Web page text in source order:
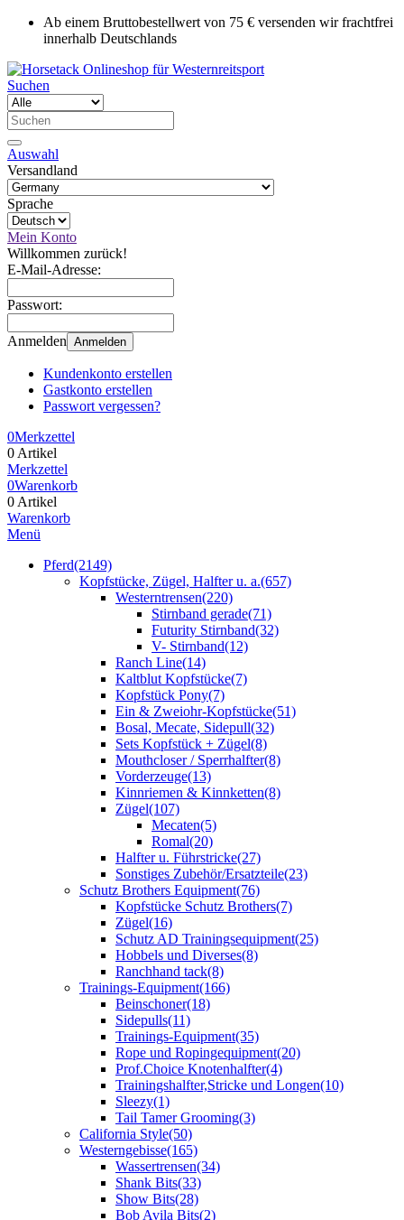
Ab einem Bruttobestellwert von 75 € versenden wir frachtfrei
innerhalb Deutschlands
Suchen
Auswahl
Versandland
Sprache
Mein Konto
Willkommen zurück!
E-Mail-Adresse:
Passwort:
Anmelden Anmelden
Kundenkonto erstellen
Gastkonto erstellen
Passwort vergessen?
0Merkzettel
0 Artikel
Merkzettel
0Warenkorb
0 Artikel
Warenkorb
Menü
Pferd(2149)
Kopfstücke, Zügel, Halfter u. a.(657)
Westerntrensen(220)
Stirnband gerade(71)
Futurity Stirnband(32)
V- Stirnband(12)
Ranch Line(14)
Kaltblut Kopfstücke(7)
Kopfstück Pony(7)
Ein & Zweiohr-Kopfstücke(51)
Bosal, Mecate, Sidepull(32)
Sets Kopfstück + Zügel(8)
Mouthcloser / Sperrhalfter(8)
Vorderzeuge(13)
Kinnriemen & Kinnketten(8)
Zügel(107)
Mecaten(5)
Romal(20)
Halfter u. Führstricke(27)
Sonstiges Zubehör/Ersatzteile(23)
Schutz Brothers Equipment(76)
Kopfstücke Schutz Brothers(7)
Zügel(16)
Schutz AD Trainingsequipment(25)
Hobbels und Diverses(8)
Ranchhand tack(8)
Trainings-Equipment(166)
Beinschoner(18)
Sidepulls(11)
Trainings-Equipment(35)
Rope und Ropingequipment(20)
Prof.Choice Knotenhalfter(4)
Trainingshalfter,Stricke und Longen(10)
Sleezy(1)
Tail Tamer Grooming(3)
California Style(50)
Westerngebisse(165)
Wassertrensen(34)
Shank Bits(33)
Show Bits(28)
Bob Avila Bits(2)